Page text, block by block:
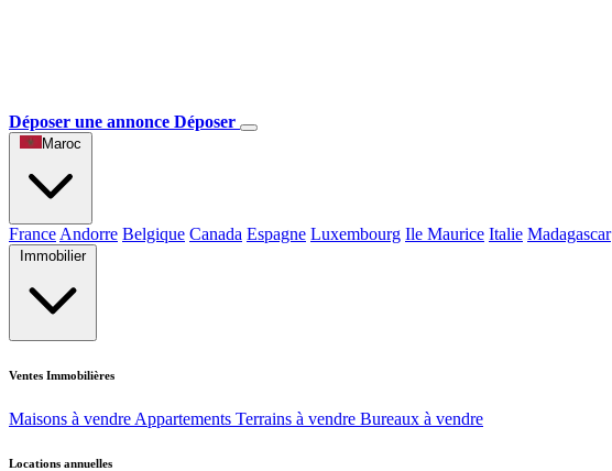
Déposer une annonce Déposer
Maroc
France Andorre Belgique Canada Espagne Luxembourg Ile Maurice Italie Madagascar
Immobilier
Ventes Immobilières
Maisons à vendre Appartements Terrains à vendre Bureaux à vendre
Locations annuelles